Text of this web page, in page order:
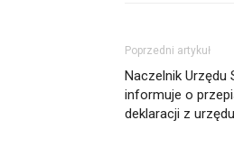
Poprzedni artykuł
Naczelnik Urzędu
informuje o
deklaracji z urzędu